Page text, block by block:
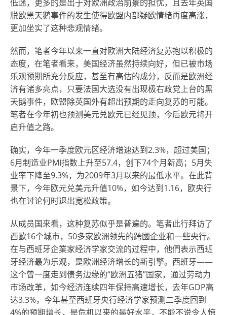
低迷，更多的是出于对欧洲政治前景的担忧，且去年英国
脱欧黑天鹅事件的发生使得欧盟内部疑欧情绪再度高涨，
更加坐实了这种悲观情绪。
然而，笔者今年以来一直对欧洲大陆经济复苏抱以积极的
态度，在笔者看来，美国经济虽然持续向好，但已被市场
乐观预期所充分反应，甚至有高估的成分，反而是欧洲经
济有诸多亮点，只要法国大选没有出现极右政党上台的黑
天鹅事件，欧盟除英国外有超出预期的走向复苏的可能。
笔者在今年初也预测美元兑欧元已经见顶，今后欧元将开
启升值之路。
确实，今年一季度欧元区经济增速达到2.3%，超过美国；
6月制造业PMI指数上升至57.4，创下74个月新高；5月失
业率下降至9.3%，为2009年3月以来的最低水平。在此背
景下，今年欧元兑美元升值10%，如今达到1.16，欧央行
也在讨论何时退出宽松政策。
从成员国来看，这种复苏似乎是普遍的。笔者此行拜访了
西歐16个城市，50多家欧洲领先的跨國企业和一些央行。
在与西班牙企業家经济学家交流的过程中，他們表示西班
牙经济最为乐观，是欧洲经济增长的新引擎。西班牙——
这个曾一度走到债务边缘的“欧洲五猪”国家，通过劳动力
市场改革，如今经济连续四年保持高速增长，去年GDP高
达3.3%，今年甚至西班牙央行经济学家预测二季度回到
4%的预期增长，是危机以来的最好水平，不能不说令人惊